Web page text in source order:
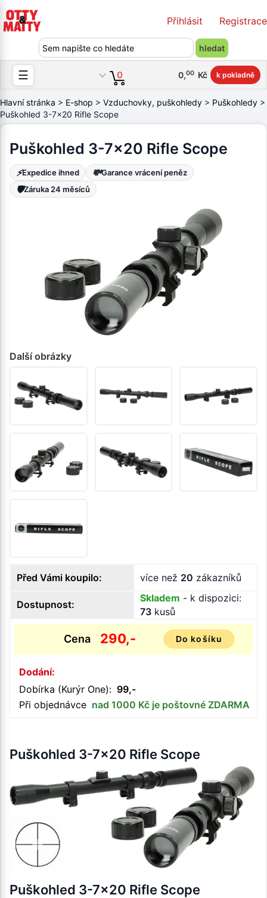
Přihlásit Registrace
☰ 0 0,00 Kč k pokladně
Hlavní stránka > E-shop > Vzduchovky, puškohledy > Puškohledy >
Puškohled 3-7x20 Rifle Scope
Puškohled 3-7x20 Rifle Scope
⚡Expedice ihned 💸Garance vrácení peněz
🛡️Záruka 24 měsíců
Další obrázky
Před Vámi koupilo: více než 20 zákazníků
Dostupnost:
Skladem - k dispozici:
73 kusů
Cena 290,- Do košíku
Dodání:
Dobírka (Kurýr One): 99,-
Při objednávce nad 1000 Kč je poštovné ZDARMA
Puškohled 3-7x20 Rifle Scope
Puškohled 3-7x20 Rifle Scope